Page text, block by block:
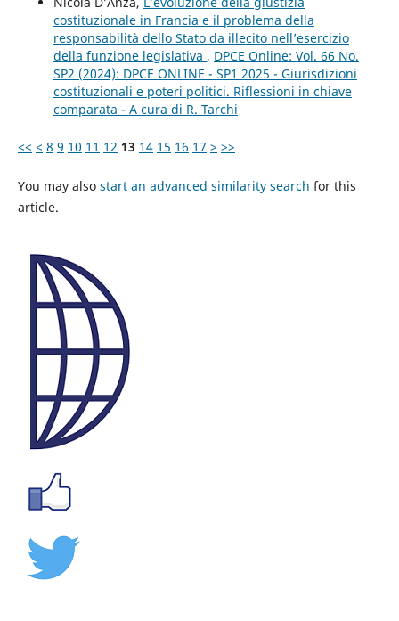
costituzionale in Francia e il problema della
responsabilità dello Stato da illecito nell’esercizio
della funzione legislativa , DPCE Online: Vol. 66 No.
SP2 (2024): DPCE ONLINE - SP1 2025 - Giurisdizioni
costituzionali e poteri politici. Riflessioni in chiave
comparata - A cura di R. Tarchi
<< < 8 9 10 11 12 13 14 15 16 17 > >>
You may also start an advanced similarity search for this
article.